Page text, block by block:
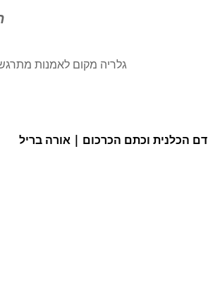
גלריה מקום לאמנות
דם הכלנית וכתם הכרכום | אורה בריל